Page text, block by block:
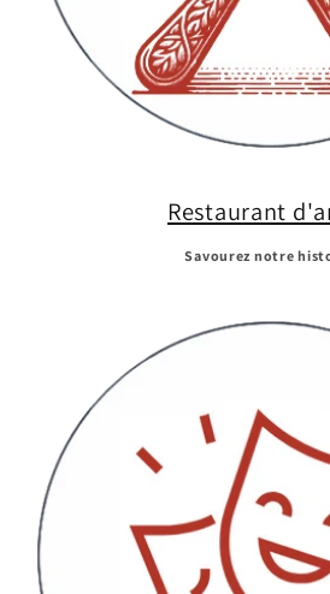
Restaurant
Savourez notre